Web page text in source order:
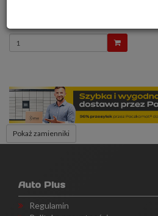
Wprowadź
ilość
Pokaż zamienniki
Auto Plus
Regulamin